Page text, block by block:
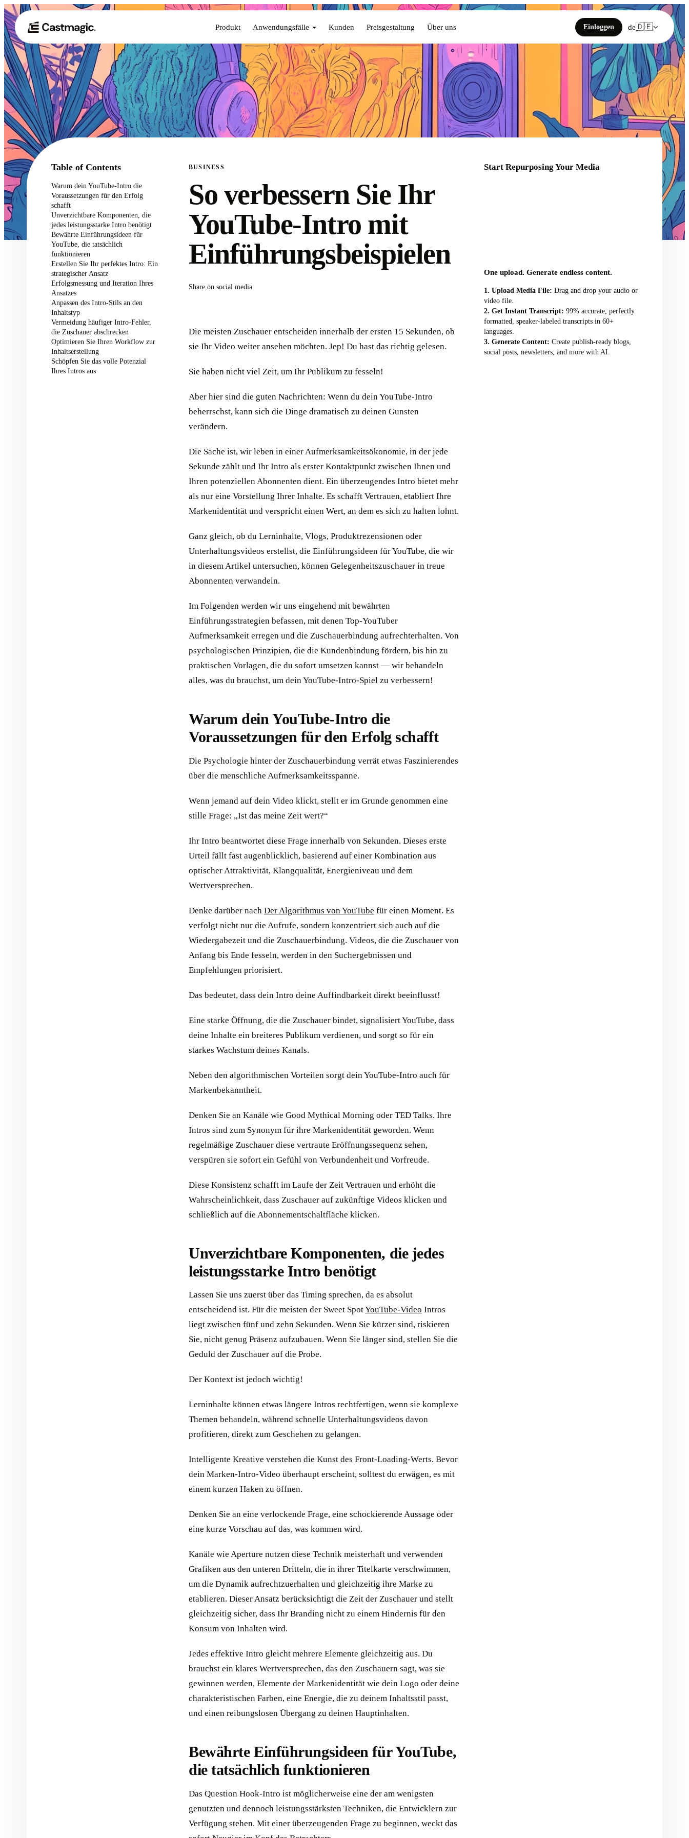
Produkt Anwendungsfälle Kunden Preisgestaltung Über uns Einloggen de🇩🇪
Table of Contents
Warum dein YouTube-Intro die
Voraussetzungen für den Erfolg
schafft
Unverzichtbare Komponenten, die
jedes leistungsstarke Intro benötigt
Bewährte Einführungsideen für
YouTube, die tatsächlich
funktionieren
Erstellen Sie Ihr perfektes Intro: Ein
strategischer Ansatz
Erfolgsmessung und Iteration Ihres
Ansatzes
Anpassen des Intro-Stils an den
Inhaltstyp
Vermeidung häufiger Intro-Fehler,
die Zuschauer abschrecken
Optimieren Sie Ihren Workflow zur
Inhaltserstellung
Schöpfen Sie das volle Potenzial
Ihres Intros aus
BUSINESS
So verbessern Sie Ihr
YouTube-Intro mit
Einführungsbeispielen
Share on social media
Die meisten Zuschauer entscheiden innerhalb der ersten 15 Sekunden, ob
sie Ihr Video weiter ansehen möchten. Jep! Du hast das richtig gelesen.
Sie haben nicht viel Zeit, um Ihr Publikum zu fesseln!
Aber hier sind die guten Nachrichten: Wenn du dein YouTube-Intro
beherrschst, kann sich die Dinge dramatisch zu deinen Gunsten
verändern.
Die Sache ist, wir leben in einer Aufmerksamkeitsökonomie, in der jede
Sekunde zählt und Ihr Intro als erster Kontaktpunkt zwischen Ihnen und
Ihren potenziellen Abonnenten dient. Ein überzeugendes Intro bietet mehr
als nur eine Vorstellung Ihrer Inhalte. Es schafft Vertrauen, etabliert Ihre
Markenidentität und verspricht einen Wert, an dem es sich zu halten lohnt.
Ganz gleich, ob du Lerninhalte, Vlogs, Produktrezensionen oder
Unterhaltungsvideos erstellst, die Einführungsideen für YouTube, die wir
in diesem Artikel untersuchen, können Gelegenheitszuschauer in treue
Abonnenten verwandeln.
Im Folgenden werden wir uns eingehend mit bewährten
Einführungsstrategien befassen, mit denen Top-YouTuber
Aufmerksamkeit erregen und die Zuschauerbindung aufrechterhalten. Von
psychologischen Prinzipien, die die Kundenbindung fördern, bis hin zu
praktischen Vorlagen, die du sofort umsetzen kannst — wir behandeln
alles, was du brauchst, um dein YouTube-Intro-Spiel zu verbessern!
Warum dein YouTube-Intro die
Voraussetzungen für den Erfolg schafft
Die Psychologie hinter der Zuschauerbindung verrät etwas Faszinierendes
über die menschliche Aufmerksamkeitsspanne.
Wenn jemand auf dein Video klickt, stellt er im Grunde genommen eine
stille Frage: „Ist das meine Zeit wert?“
Ihr Intro beantwortet diese Frage innerhalb von Sekunden. Dieses erste
Urteil fällt fast augenblicklich, basierend auf einer Kombination aus
optischer Attraktivität, Klangqualität, Energieniveau und dem
Wertversprechen.
Denke darüber nach Der Algorithmus von YouTube für einen Moment. Es
verfolgt nicht nur die Aufrufe, sondern konzentriert sich auch auf die
Wiedergabezeit und die Zuschauerbindung. Videos, die die Zuschauer von
Anfang bis Ende fesseln, werden in den Suchergebnissen und
Empfehlungen priorisiert.
Das bedeutet, dass dein Intro deine Auffindbarkeit direkt beeinflusst!
Eine starke Öffnung, die die Zuschauer bindet, signalisiert YouTube, dass
deine Inhalte ein breiteres Publikum verdienen, und sorgt so für ein
starkes Wachstum deines Kanals.
Neben den algorithmischen Vorteilen sorgt dein YouTube-Intro auch für
Markenbekanntheit.
Denken Sie an Kanäle wie Good Mythical Morning oder TED Talks. Ihre
Intros sind zum Synonym für ihre Markenidentität geworden. Wenn
regelmäßige Zuschauer diese vertraute Eröffnungssequenz sehen,
verspüren sie sofort ein Gefühl von Verbundenheit und Vorfreude.
Diese Konsistenz schafft im Laufe der Zeit Vertrauen und erhöht die
Wahrscheinlichkeit, dass Zuschauer auf zukünftige Videos klicken und
schließlich auf die Abonnementschaltfläche klicken.
Unverzichtbare Komponenten, die jedes
leistungsstarke Intro benötigt
Lassen Sie uns zuerst über das Timing sprechen, da es absolut
entscheidend ist. Für die meisten der Sweet SpotYouTube-Video Intros
liegt zwischen fünf und zehn Sekunden. Wenn Sie kürzer sind, riskieren
Sie, nicht genug Präsenz aufzubauen. Wenn Sie länger sind, stellen Sie die
Geduld der Zuschauer auf die Probe.
Der Kontext ist jedoch wichtig!
Lerninhalte können etwas längere Intros rechtfertigen, wenn sie komplexe
Themen behandeln, während schnelle Unterhaltungsvideos davon
profitieren, direkt zum Geschehen zu gelangen.
Intelligente Kreative verstehen die Kunst des Front-Loading-Werts. Bevor
dein Marken-Intro-Video überhaupt erscheint, solltest du erwägen, es mit
einem kurzen Haken zu öffnen.
Denken Sie an eine verlockende Frage, eine schockierende Aussage oder
eine kurze Vorschau auf das, was kommen wird.
Kanäle wie Aperture nutzen diese Technik meisterhaft und verwenden
Grafiken aus den unteren Dritteln, die in ihrer Titelkarte verschwimmen,
um die Dynamik aufrechtzuerhalten und gleichzeitig ihre Marke zu
etablieren. Dieser Ansatz berücksichtigt die Zeit der Zuschauer und stellt
gleichzeitig sicher, dass Ihr Branding nicht zu einem Hindernis für den
Konsum von Inhalten wird.
Jedes effektive Intro gleicht mehrere Elemente gleichzeitig aus. Du
brauchst ein klares Wertversprechen, das den Zuschauern sagt, was sie
gewinnen werden, Elemente der Markenidentität wie dein Logo oder deine
charakteristischen Farben, eine Energie, die zu deinem Inhaltsstil passt,
und einen reibungslosen Übergang zu deinen Hauptinhalten.
Bewährte Einführungsideen für YouTube,
die tatsächlich funktionieren
Das Question Hook-Intro ist möglicherweise eine der am wenigsten
genutzten und dennoch leistungsstärksten Techniken, die Entwicklern zur
Verfügung stehen. Mit einer überzeugenden Frage zu beginnen, weckt das
Start Repurposing Your Media
One upload. Generate endless content.
Upload Media File: Drag and drop your audio or
video file.
Get Instant Transcript: 99% accurate, perfectly
formatted, speaker-labeled transcripts in 60+
languages.
Generate Content: Create publish-ready blogs,
social posts, newsletters, and more with AI.